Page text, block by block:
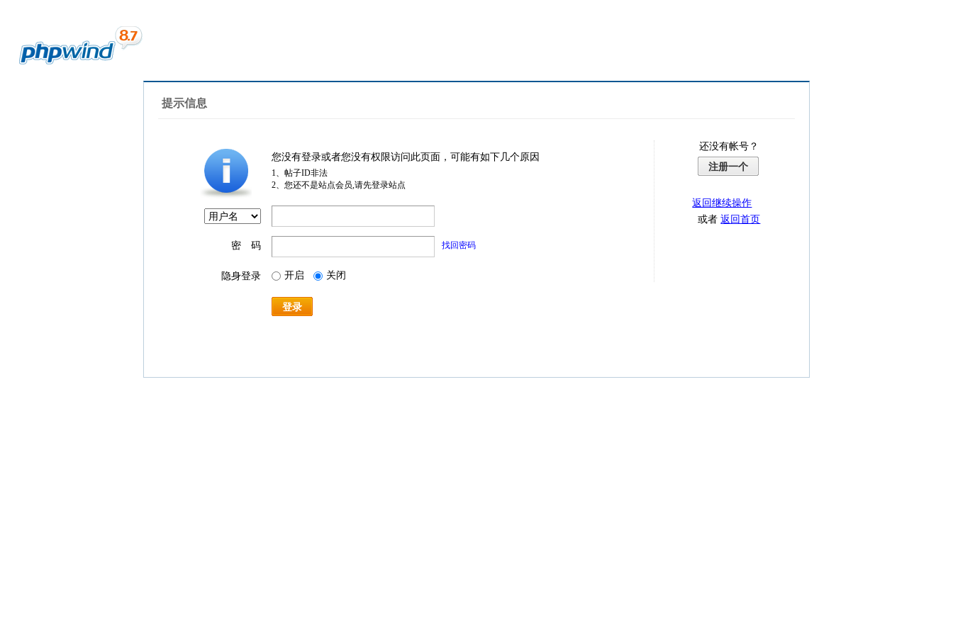
提示信息
您没有登录或者您没有权限访问此页面，可能有如下几个原因
1、帖子ID非法
2、您还不是站点会员,请先登录站点
密 码 找回密码
隐身登录 开启 关闭
登录
还没有帐号？
注册一个
返回继续操作
或者返回首页